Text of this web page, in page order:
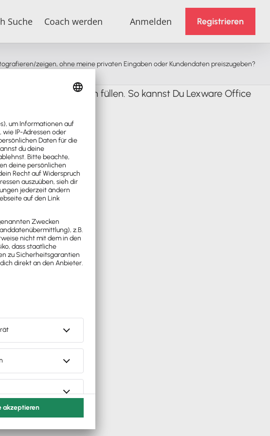
Suche Coach werden Anmelden
Registrieren
zeigen, ohne meine privaten Eingaben oder Kundendaten preiszugeben?
Du mit fiktiven Daten füllen. So kannst Du Lexware Office